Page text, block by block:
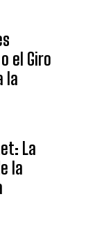
el Giro
la
La
la